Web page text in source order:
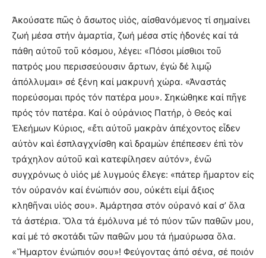
Ἀκούσατε πῶς ὁ ἄσωτος υἱός, αἰσθανόμενος τί σημαίνει
ζωή μέσα στήν ἁμαρτία, ζωή μέσα στίς ἡδονές καί τά
πάθη αὐτοῦ τοῦ κόσμου, λέγει: «Πόσοι μίσθιοι τοῦ
πατρός μου περισσεύουσιν ἄρτων, ἐγώ δέ λιμῷ
ἀπόλλυμαι» σέ ξένη καί μακρυνή χώρα. «Ἀναστάς
πορεύσομαι πρός τόν πατέρα μου». Σηκώθηκε καί πῆγε
πρός τόν πατέρα. Καί ὁ οὐράνιος Πατήρ, ὁ Θεός καί
Ἐλεήμων Κύριος, «ἔτι αὐτοῦ μακρὰν ἀπέχοντος εἶδεν
αὐτὸν καὶ ἐσπλαγχνίσθη καὶ δραμὼν ἐπέπεσεν ἐπὶ τὸν
τράχηλον αὐτοῦ καὶ κατεφίλησεν αὐτόν», ἐνῶ
συγχρόνως ὁ υἱός μέ λυγμούς ἔλεγε: «πάτερ ἥμαρτον εἰς
τόν οὐρανόν καί ἐνώπιόν σου, οὐκέτι εἰμί ἄξιος
κληθῆναι υἱός σου». Ἁμάρτησα στόν οὐρανό καί σ’ ὅλα
τά ἀστέρια. Ὅλα τά ἐμόλυνα μέ τό πύον τῶν παθῶν μου,
καί μέ τό σκοτάδι τῶν παθῶν μου τά ἠμαύρωσα ὅλα.
«Ἥμαρτον ἐνώπιόν σου»! Φεύγοντας ἀπό σένα, σέ ποιόν